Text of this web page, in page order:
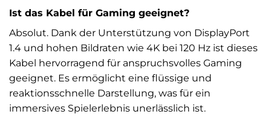
Ist das Kabel für Gaming geeignet?
Absolut. Dank der Unterstützung von DisplayPort
1.4 und hohen Bildraten wie 4K bei 120 Hz ist dieses
Kabel hervorragend für anspruchsvolles Gaming
geeignet. Es ermöglicht eine flüssige und
reaktionsschnelle Darstellung, was für ein
immersives Spielerlebnis unerlässlich ist.